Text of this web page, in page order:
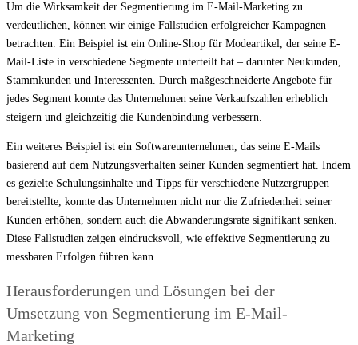
Um die Wirksamkeit der Segmentierung im E-Mail-Marketing zu
verdeutlichen, können wir einige Fallstudien erfolgreicher Kampagnen
betrachten. Ein Beispiel ist ein Online-Shop für Modeartikel, der seine E-
Mail-Liste in verschiedene Segmente unterteilt hat – darunter Neukunden,
Stammkunden und Interessenten. Durch maßgeschneiderte Angebote für
jedes Segment konnte das Unternehmen seine Verkaufszahlen erheblich
steigern und gleichzeitig die Kundenbindung verbessern.
Ein weiteres Beispiel ist ein Softwareunternehmen, das seine E-Mails
basierend auf dem Nutzungsverhalten seiner Kunden segmentiert hat. Indem
es gezielte Schulungsinhalte und Tipps für verschiedene Nutzergruppen
bereitstellte, konnte das Unternehmen nicht nur die Zufriedenheit seiner
Kunden erhöhen, sondern auch die Abwanderungsrate signifikant senken.
Diese Fallstudien zeigen eindrucksvoll, wie effektive Segmentierung zu
messbaren Erfolgen führen kann.
Herausforderungen und Lösungen bei der
Umsetzung von Segmentierung im E-Mail-
Marketing